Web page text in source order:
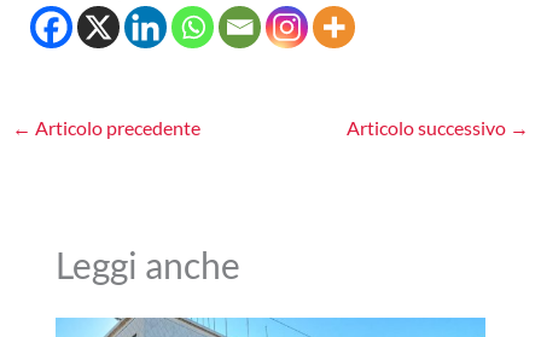
← Articolo precedente Articolo successivo →
Leggi anche